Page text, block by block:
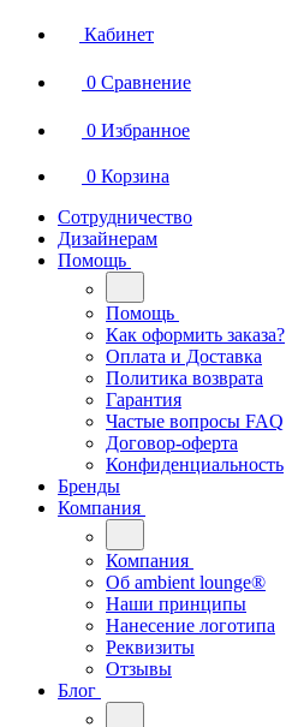
Кабинет
0 Сравнение
0 Избранное
0 Корзина
Сотрудничество
Дизайнерам
Помощь
Помощь
Как оформить заказа?
Оплата и Доставка
Политика возврата
Гарантия
Частые вопросы FAQ
Договор-оферта
Конфиденциальность
Бренды
Компания
Компания
Oб ambient lounge®
Наши принципы
Нанесение логотипа
Реквизиты
Отзывы
Блог